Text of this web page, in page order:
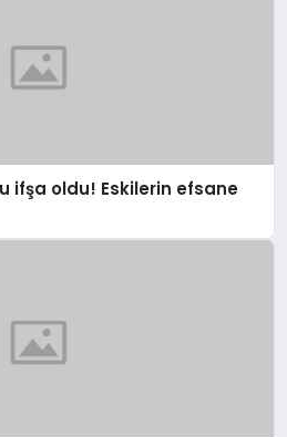
ifşa oldu! Eskilerin efsane